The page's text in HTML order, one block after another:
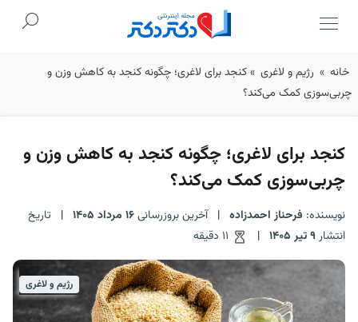
Skip
to
content
خانه » رژیم و لاغری »کنجد برای لاغری؛ چگونه کنجد به کاهش وزن و
چربی‌سوزی کمک می‌کند؟
کنجد برای لاغری؛ چگونه کنجد به کاهش وزن و
چربی‌سوزی کمک می‌کند؟
نویسنده: فرحناز احمدزاده | آخرین بروزرسانی16 مرداد 1405 |
تاریخ
انتشار 9 تیر 1405 |
رژیم و لاغری